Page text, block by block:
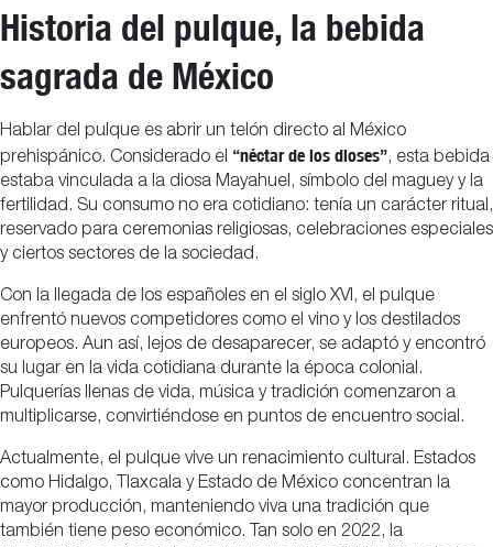
Historia del pulque, la bebida
sagrada de México
Hablar del pulque es abrir un telón directo al México
prehispánico. Considerado el “néctar de los dioses”, esta bebida
estaba vinculada a la diosa Mayahuel, símbolo del maguey y la
fertilidad. Su consumo no era cotidiano: tenía un carácter ritual,
reservado para ceremonias religiosas, celebraciones especiales
y ciertos sectores de la sociedad.
Con la llegada de los españoles en el siglo XVI, el pulque
enfrentó nuevos competidores como el vino y los destilados
europeos. Aun así, lejos de desaparecer, se adaptó y encontró
su lugar en la vida cotidiana durante la época colonial.
Pulquerías llenas de vida, música y tradición comenzaron a
multiplicarse, convirtiéndose en puntos de encuentro social.
Actualmente, el pulque vive un renacimiento cultural. Estados
como Hidalgo, Tlaxcala y Estado de México concentran la
mayor producción, manteniendo viva una tradición que
también tiene peso económico. Tan solo en 2022, la